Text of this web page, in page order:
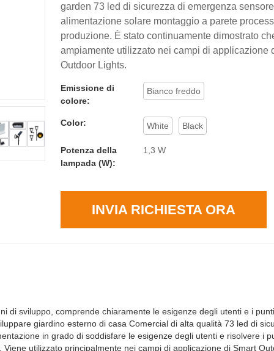
garden 73 led di sicurezza di emergenza
alimentazione solare montaggio a parete
produzione. È stato continuamente dimostrato
ampiamente utilizzato nei campi di applicazione
Outdoor Lights.
Emissione di
colore:
Bianco freddo
Color: White Black
Potenza della
lampada (W):
1,3 W
INVIA RICHIESTA ORA
di sviluppo, comprende chiaramente le esigenze degli utenti e i
giardino esterno di casa Comercial di alta qualità 73 led di
in grado di soddisfare le esigenze degli utenti e risolvere i
utilizzato principalmente nei campi di applicazione di Smart